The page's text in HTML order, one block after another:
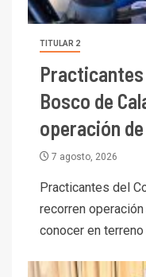
TITULAR 2
Practicantes
Bosco de
operación
7 agosto, 2026
Practicantes del
recorren
conocer en